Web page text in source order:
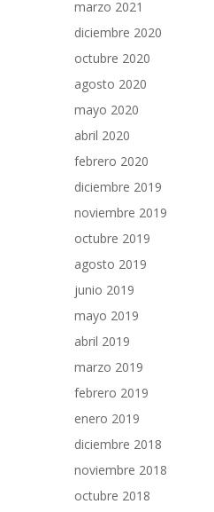
marzo 2021
diciembre 2020
octubre 2020
agosto 2020
mayo 2020
abril 2020
febrero 2020
diciembre 2019
noviembre 2019
octubre 2019
agosto 2019
junio 2019
mayo 2019
abril 2019
marzo 2019
febrero 2019
enero 2019
diciembre 2018
noviembre 2018
octubre 2018